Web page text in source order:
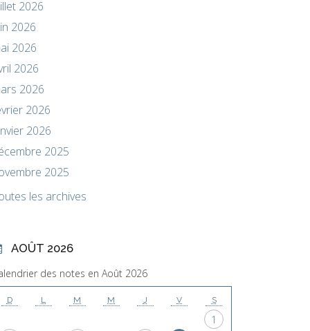
2026
2026
2026
2026
2026
2026
2026
2025
2025
les archives
AOÛT 2026
des notes en Août 2026
D L M M J V S
1